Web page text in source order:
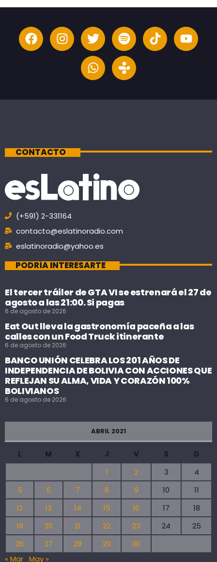
CONTACTO
(+591) 2-331164
contacto@eslatinoradio.com
eslatinoradio@yahoo.es
PODRÍA INTERESARTE
El tercer tráiler de GTA VI se estrenará el 27 de
agosto a las 21:00. Si pagas
6 de agosto de 2026
Eat Out lleva la gastronomía paceña a las
calles con un Food Truck itinerante
6 de agosto de 2026
BANCO UNIÓN CELEBRA LOS 201 AÑOS DE
INDEPENDENCIA DE BOLIVIA CON ACCIONES QUE
REFLEJAN SU ALMA, VIDA Y CORAZÓN 100%
BOLIVIANOS
6 de agosto de 2026
ABRIL 2021
L M X J V S
D
1
2 3
4
5
6 7 8 9 10
11
12
13 14 15 16 17
18
19
20 21 22 23 24
25
26
27 28 29
30
« Mar May »